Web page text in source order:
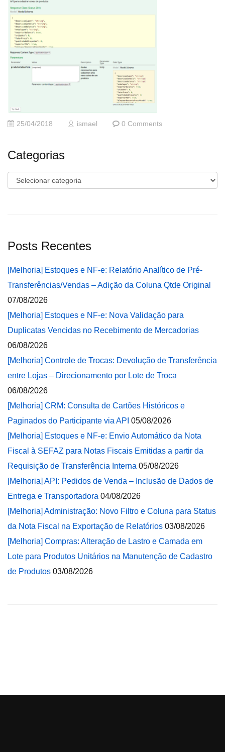
25/04/2018 ismael 0 Comments
Categorias
Categorias
Posts Recentes
[Melhoria] Estoques e NF-e: Relatório Analítico de Pré-
Transferências/Vendas – Adição da Coluna Qtde Original
07/08/2026
[Melhoria] Estoques e NF-e: Nova Validação para
Duplicatas Vencidas no Recebimento de Mercadorias
06/08/2026
[Melhoria] Controle de Trocas: Devolução de Transferência
entre Lojas – Direcionamento por Lote de Troca
06/08/2026
[Melhoria] CRM: Consulta de Cartões Históricos e
Paginados do Participante via API 05/08/2026
[Melhoria] Estoques e NF-e: Envio Automático da Nota
Fiscal à SEFAZ para Notas Fiscais Emitidas a partir da
Requisição de Transferência Interna 05/08/2026
[Melhoria] API: Pedidos de Venda – Inclusão de Dados de
Entrega e Transportadora 04/08/2026
[Melhoria] Administração: Novo Filtro e Coluna para Status
da Nota Fiscal na Exportação de Relatórios 03/08/2026
[Melhoria] Compras: Alteração de Lastro e Camada em
Lote para Produtos Unitários na Manutenção de Cadastro
de Produtos 03/08/2026